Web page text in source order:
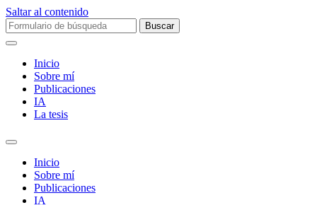
Saltar al contenido
Buscar:
Inicio
Sobre mí­
Publicaciones
IA
La tesis
Alternar
campo
búsqueda
Inicio
Sobre mí­
Publicaciones
IA